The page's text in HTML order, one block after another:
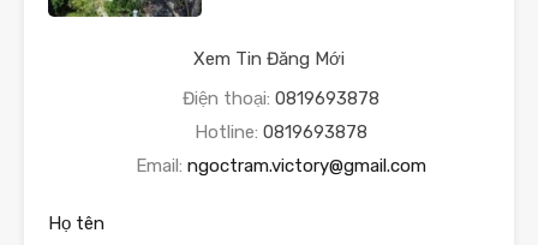
Xem Tin Đăng Mới
Điện thoại: 0819693878
Hotline: 0819693878
Email: ngoctram.victory@gmail.com
Họ tên